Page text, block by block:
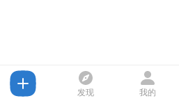
发现 我的